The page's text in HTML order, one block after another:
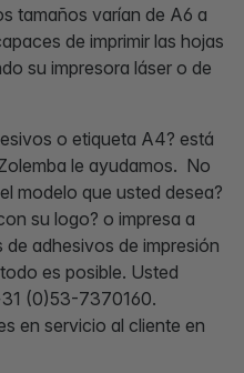
tamaños varían de A6 a
de imprimir las hojas
su impresora láser o de
o etiqueta A4? está
le ayudamos. No
modelo que usted desea?
su logo? o impresa a
adhesivos de impresión
es posible. Usted
(0)53-7370160.
en servicio al cliente en